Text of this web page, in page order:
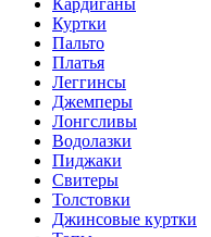
Кардиганы
Куртки
Пальто
Платья
Леггинсы
Джемперы
Лонгсливы
Водолазки
Пиджаки
Свитеры
Толстовки
Джинсовые куртки